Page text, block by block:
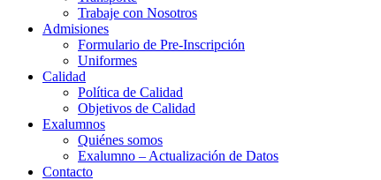
Trabaje con Nosotros
Admisiones
Formulario de Pre-Inscripción
Uniformes
Calidad
Política de Calidad
Objetivos de Calidad
Exalumnos
Quiénes somos
Exalumno – Actualización de Datos
Contacto